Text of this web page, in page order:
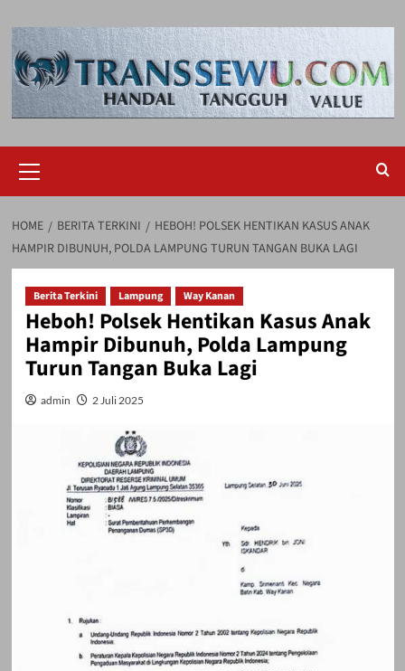
to
content
Menu
HOME BERITA TERKINI
HEBOH! POLSEK HENTIKAN KASUS ANAK
HAMPIR DIBUNUH, POLDA LAMPUNG TURUN TANGAN BUKA LAGI
Berita Terkini Lampung Way Kanan
Heboh! Polsek Hentikan Kasus Anak
Hampir Dibunuh, Polda Lampung
Turun Tangan Buka Lagi
admin 2 Juli 2025